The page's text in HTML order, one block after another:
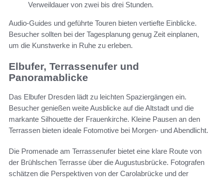
Verweildauer von zwei bis drei Stunden.
Audio-Guides und geführte Touren bieten vertiefte Einblicke.
Besucher sollten bei der Tagesplanung genug Zeit einplanen,
um die Kunstwerke in Ruhe zu erleben.
Elbufer, Terrassenufer und
Panoramablicke
Das Elbufer Dresden lädt zu leichten Spaziergängen ein.
Besucher genießen weite Ausblicke auf die Altstadt und die
markante Silhouette der Frauenkirche. Kleine Pausen an den
Terrassen bieten ideale Fotomotive bei Morgen- und Abendlicht.
Die Promenade am Terrassenufer bietet eine klare Route von
der Brühlschen Terrasse über die Augustusbrücke. Fotografen
schätzen die Perspektiven von der Carolabrücke und der